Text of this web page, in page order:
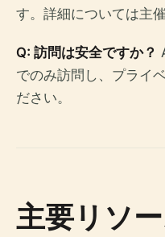
す。詳細については主
Q: 訪問は安全ですか？
でのみ訪問し、プライ
ださい。
主要リソ